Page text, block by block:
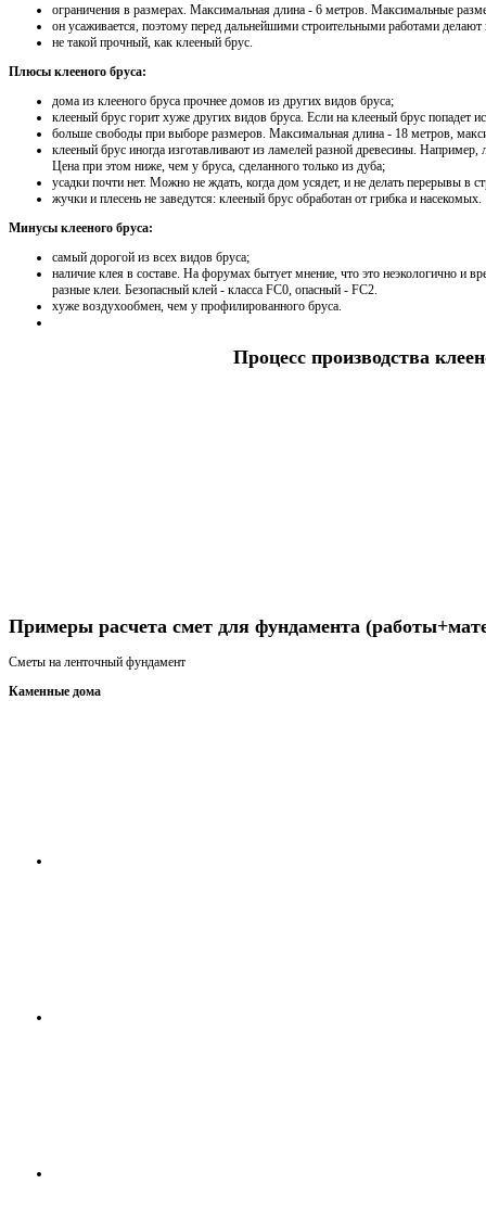
ограничения в размерах. Максимальная длина - 6 метров. Максимальные
он усаживается, поэтому перед дальнейшими строительными работами делают
не такой прочный, как клееный брус.
Плюсы клееного бруса:
дома из клееного бруса прочнее домов из других видов бруса;
клееный брус горит хуже других видов бруса. Если на клееный брус попадет
больше свободы при выборе размеров. Максимальная длина - 18 метров,
клееный брус иногда изготавливают из ламелей разной древесины.
Цена при этом ниже, чем у бруса, сделанного только из дуба;
усадки почти нет. Можно не ждать, когда дом усядет, и не делать перерывы в
жучки и плесень не заведутся: клееный брус обработан от грибка и насекомых.
Минусы клееного бруса:
самый дорогой из всех видов бруса;
наличие клея в составе. На форумах бытует мнение, что это неэкологично и
разные клеи. Безопасный клей - класса FC0, опасный - FC2.
хуже воздухообмен, чем у профилированного бруса.
Процесс производства
Примеры расчета смет для фундамента
Сметы на ленточный фундамент
Каменные дома